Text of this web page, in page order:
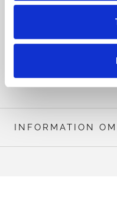
designad för att bäras
cm [0 - 4]".
INFORMATION